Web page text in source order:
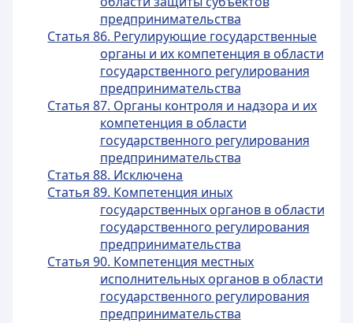
предпринимательства
Статья 86. Регулирующие государственные
органы и их компетенция в области
государственного регулирования
предпринимательства
Статья 87. Органы контроля и надзора и их
компетенция в области
государственного регулирования
предпринимательства
Статья 88. Исключена
Статья 89. Компетенция иных
государственных органов в области
государственного регулирования
предпринимательства
Статья 90. Компетенция местных
исполнительных органов в области
государственного регулирования
предпринимательства